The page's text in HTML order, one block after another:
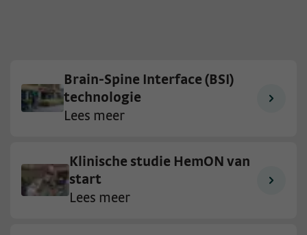
Brain-Spine Interface (BSI)
technologie
Lees meer
Klinische studie HemON van
start
Lees meer